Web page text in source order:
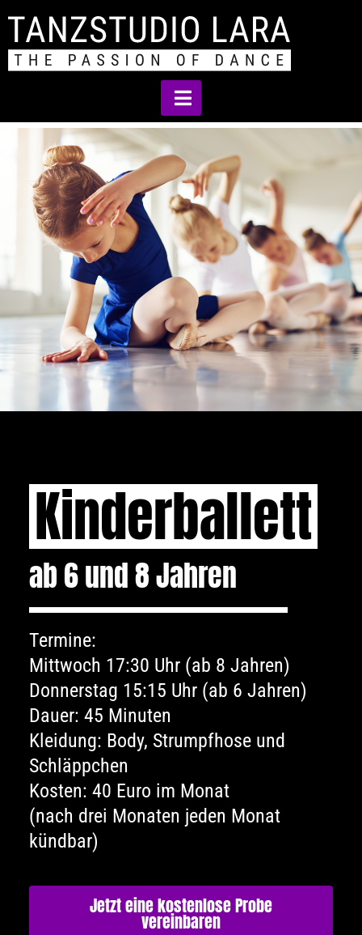
Kinderballett
ab 6 und 8 Jahren
Termine:
Mittwoch 17:30 Uhr (ab 8 Jahren)
Donnerstag 15:15 Uhr (ab 6 Jahren)
Dauer: 45 Minuten
Kleidung: Body, Strumpfhose und
Schläppchen
Kosten: 40 Euro im Monat
(nach drei Monaten jeden Monat
kündbar)
Jetzt eine kostenlose Probe
vereinbaren